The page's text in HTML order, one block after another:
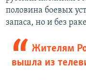
половина боевых
запаса, но и без
Жителям
вышла из